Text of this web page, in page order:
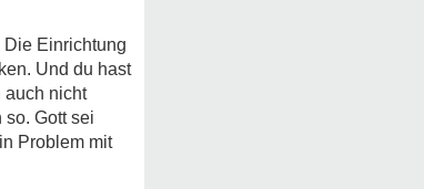
Die Einrichtung
Und du hast
auch nicht
Gott sei
Problem mit